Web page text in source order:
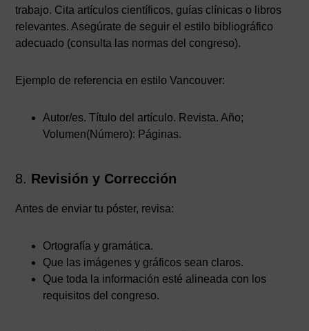
trabajo. Cita artículos científicos, guías clínicas o libros
relevantes. Asegúrate de seguir el estilo bibliográfico
adecuado (consulta las normas del congreso).
Ejemplo de referencia en estilo Vancouver:
Autor/es. Título del artículo. Revista. Año;
Volumen(Número): Páginas.
8. Revisión y Corrección
Antes de enviar tu póster, revisa:
Ortografía y gramática.
Que las imágenes y gráficos sean claros.
Que toda la información esté alineada con los
requisitos del congreso.